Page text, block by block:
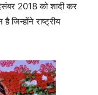
2018 को शादी कर
जिन्होंने राष्ट्रीय